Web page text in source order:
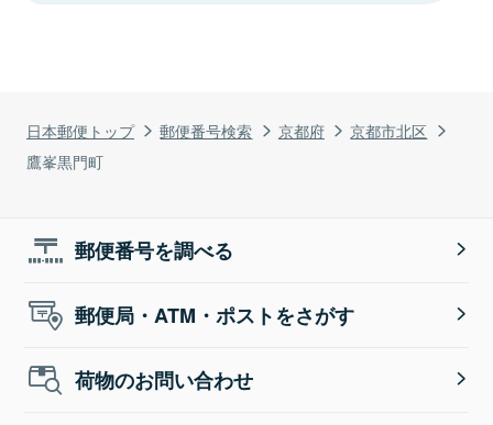
日本郵便トップ 郵便番号検索 京都府
京都市北区
鷹峯黒門町
郵便番号を調べる
郵便局・ATM・ポストをさがす
荷物のお問い合わせ